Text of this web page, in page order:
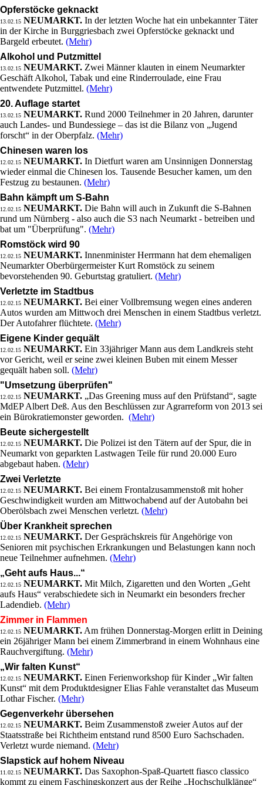
Opferstöcke geknackt
13.02.15 NEUMARKT. In der letzten Woche hat ein unbekannter Täter
in der Kirche in Burggriesbach zwei Opferstöcke geknackt und
Bargeld erbeutet. (Mehr)
Alkohol und Putzmittel
13.02.15 NEUMARKT. Zwei Männer klauten in einem Neumarkter
Geschäft Alkohol, Tabak und eine Rinderroulade, eine Frau
entwendete Putzmittel. (Mehr)
20. Auflage startet
13.02.15 NEUMARKT. Rund 2000 Teilnehmer in 20 Jahren, darunter
auch Landes- und Bundessiege – das ist die Bilanz von „Jugend
forscht“ in der Oberpfalz. (Mehr)
Chinesen waren los
12.02.15 NEUMARKT. In Dietfurt waren am Unsinnigen Donnerstag
wieder einmal die Chinesen los. Tausende Besucher kamen, um den
Festzug zu bestaunen. (Mehr)
Bahn kämpft um S-Bahn
12.02.15 NEUMARKT. Die Bahn will auch in Zukunft die S-Bahnen
rund um Nürnberg - also auch die S3 nach Neumarkt - betreiben und
bat um "Überprüfung". (Mehr)
Romstöck wird 90
12.02.15 NEUMARKT. Innenminister Herrmann hat dem ehemaligen
Neumarkter Oberbürgermeister Kurt Romstöck zu seinem
bevorstehenden 90. Geburtstag gratuliert. (Mehr)
Verletzte im Stadtbus
12.02.15 NEUMARKT. Bei einer Vollbremsung wegen eines anderen
Autos wurden am Mittwoch drei Menschen in einem Stadtbus verletzt.
Der Autofahrer flüchtete. (Mehr)
Eigene Kinder gequält
12.02.15 NEUMARKT. Ein 33jähriger Mann aus dem Landkreis steht
vor Gericht, weil er seine zwei kleinen Buben mit einem Messer
gequält haben soll. (Mehr)
"Umsetzung überprüfen"
12.02.15 NEUMARKT. „Das Greening muss auf den Prüfstand“, sagte
MdEP Albert Deß. Aus den Beschlüssen zur Agrarreform von 2013 sei
ein Bürokratiemonster geworden. (Mehr)
Beute sichergestellt
12.02.15 NEUMARKT. Die Polizei ist den Tätern auf der Spur, die in
Neumarkt von geparkten Lastwagen Teile für rund 20.000 Euro
abgebaut haben. (Mehr)
Zwei Verletzte
12.02.15 NEUMARKT. Bei einem Frontalzusammenstoß mit hoher
Geschwindigkeit wurden am Mittwochabend auf der Autobahn bei
Oberölsbach zwei Menschen verletzt. (Mehr)
Über Krankheit sprechen
12.02.15 NEUMARKT. Der Gesprächskreis für Angehörige von
Senioren mit psychischen Erkrankungen und Belastungen kann noch
neue Teilnehmer aufnehmen. (Mehr)
„Geht aufs Haus...“
12.02.15 NEUMARKT. Mit Milch, Zigaretten und den Worten „Geht
aufs Haus“ verabschiedete sich in Neumarkt ein besonders frecher
Ladendieb. (Mehr)
Zimmer in Flammen
12.02.15 NEUMARKT. Am frühen Donnerstag-Morgen erlitt in Deining
ein 26jähriger Mann bei einem Zimmerbrand in einem Wohnhaus eine
Rauchvergiftung. (Mehr)
„Wir falten Kunst“
12.02.15 NEUMARKT. Einen Ferienworkshop für Kinder „Wir falten
Kunst“ mit dem Produktdesigner Elias Fahle veranstaltet das Museum
Lothar Fischer. (Mehr)
Gegenverkehr übersehen
12.02.15 NEUMARKT. Beim Zusammenstoß zweier Autos auf der
Staatsstraße bei Richtheim entstand rund 8500 Euro Sachschaden.
Verletzt wurde niemand. (Mehr)
Slapstick auf hohem Niveau
11.02.15 NEUMARKT. Das Saxophon-Spaß-Quartett fiasco classico
kommt zu einem Faschingskonzert aus der Reihe „Hochschulklänge“